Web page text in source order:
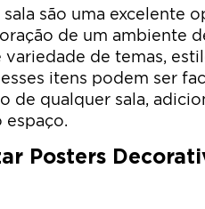
são uma excelente
de um ambiente
de temas,
itens podem ser
de qualquer sala,
espaço.
Posters